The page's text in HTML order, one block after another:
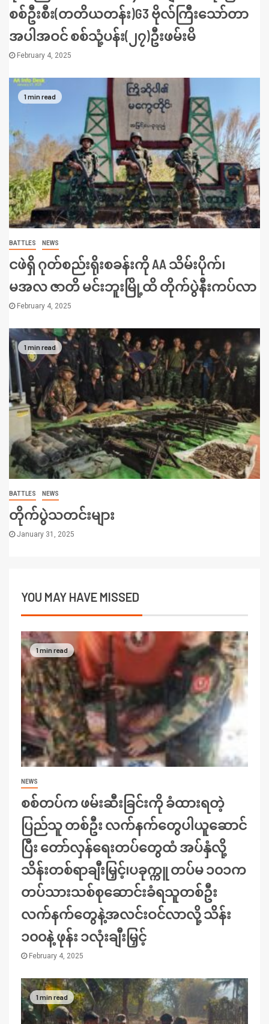
စစ်ဦးစီး(တတိယတန်း)G3 ဗိုလ်ကြီးသော်တာ
အပါအဝင် စစ်သုံ့ပန်း(၂၇)ဦးဖမ်းမိ
February 4, 2025
1 min read
BATTLES NEWS
ငဖဲရှိ ဂုတ်စည်းရိုးစခန်းကို AA သိမ်းပိုက်၊
မအလ ဇာတိ မင်းဘူးမြို့ထိ တိုက်ပွဲနီးကပ်လာ
February 4, 2025
1 min read
BATTLES NEWS
တိုက်ပွဲသတင်းများ
January 31, 2025
YOU MAY HAVE MISSED
1 min read
NEWS
စစ်တပ်က ဖမ်းဆီးခြင်းကို ခံထားရတဲ့
ပြည်သူ တစ်ဦး လက်နက်တွေပါယူဆောင်
ပြီး တော်လှန်ရေးတပ်တွေထံ အပ်နှံလို့
သိန်းတစ်ရာချီးမြှင့်၊ပခုက္ကူ တပ်မ ၁၀၁က
တပ်သားသစ်စုဆောင်းခံရသူတစ်ဦး
လက်နက်တွေနဲ့အလင်းဝင်လာလို့ သိန်း
၁၀၀နဲ့ ဖုန်း ၁လုံးချီးမြှင့်
February 4, 2025
1 min read